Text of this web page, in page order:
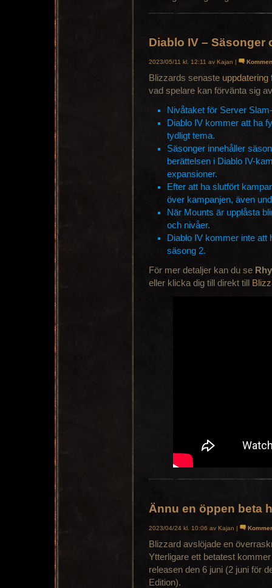
Diablo IV – Säsonger
2023/05/11 kl. 12:11 av Kajan |
Blizzards senaste uppdatering
vad spelare kan förvänta sig
Nivåtaket för Server
Diablo IV kommer att ha
tydligt tema.
Säsonger innehåller
berättelsen i Diablo IV-
expansioner.
Efter att ha slutfört
över kampanjen, även
När Mounts är upplåsta
och nivåer.
Diablo IV kommer inte att
säsong 2.
För mer detaljer kan du se
eller klicka dig till direkt till
Ännu en öppen beta
2023/04/24 kl. 10:06 av Kajan |
Blizzard avslöjade en
Ytterligare ett betatest
releasen den 6 juni (2 juni för
Edition).